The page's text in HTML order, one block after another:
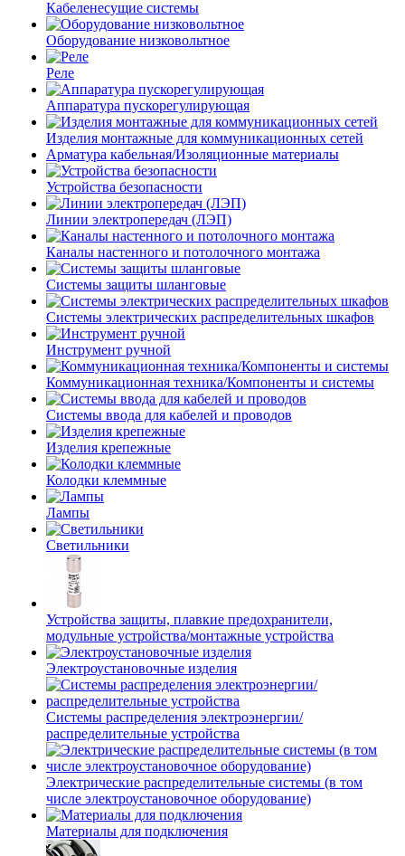
Кабеленесущие системы
Оборудование низковольтное
Реле
Аппаратура пускорегулирующая
Изделия монтажные для коммуникационных сетей
Арматура кабельная/Изоляционные материалы
Устройства безопасности
Линии электропередач (ЛЭП)
Каналы настенного и потолочного монтажа
Системы защиты шланговые
Системы электрических распределительных шкафов
Инструмент ручной
Коммуникационная техника/Компоненты и системы
Системы ввода для кабелей и проводов
Изделия крепежные
Колодки клеммные
Лампы
Светильники
Устройства защиты, плавкие предохранители,
модульные устройства/монтажные устройства
Электроустановочные изделия
Системы распределения электроэнергии/
распределительные устройства
Электрические распределительные системы (в том
числе электроустановочное оборудование)
Материалы для подключения